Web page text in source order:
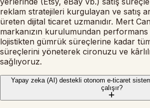
reklam stratejileri kurgulayan ve satış
üreten dijital ticaret uzmanıdır. Mert
markanızın kurulumundan performans
lojistikten gümrük süreçlerine kadar
süreçlerini yöneterek cironuzu ve
sağlıyoruz.
Yapay zeka (AI) destekli otonom e-ticaret
çalışır?